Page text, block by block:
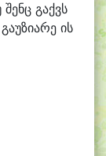
შენც გაქვს
ის